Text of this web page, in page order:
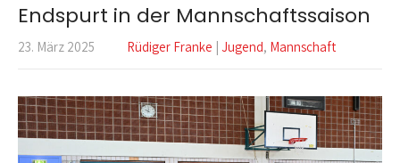
Endspurt in der Mannschaftssaison
23. März 2025 Rüdiger Franke | Jugend, Mannschaft